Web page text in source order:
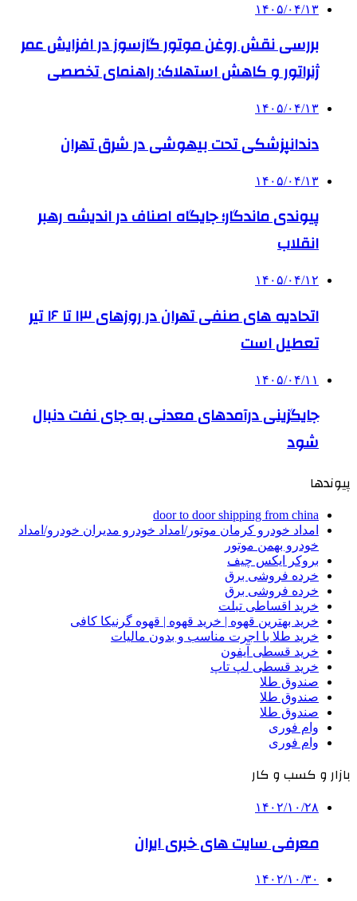
۱۴۰۵/۰۴/۱۳
بررسی نقش روغن موتور گازسوز در افزایش عمر
ژنراتور و کاهش استهلاک: راهنمای تخصصی
۱۴۰۵/۰۴/۱۳
دندانپزشکی تحت بیهوشی در شرق تهران
۱۴۰۵/۰۴/۱۳
پیوندی ماندگار؛ جایگاه اصناف در اندیشه رهبر
انقلاب
۱۴۰۵/۰۴/۱۲
اتحادیه های صنفی تهران در روزهای ۱۳ تا ۱۶ تیر
تعطیل است
۱۴۰۵/۰۴/۱۱
جایگزینی درآمدهای معدنی به جای نفت دنبال
شود
پیوندها
door to door shipping from china
امداد خودرو کرمان موتور/امداد خودرو مدیران خودرو/امداد
خودرو بهمن موتور
بروکر ایکس چیف
خرده فروشی برق
خرده فروشی برق
خرید اقساطی تبلت
خرید بهترین قهوه | خرید قهوه | قهوه گرنیکا کافی
خرید طلا با اجرت مناسب و بدون مالیات
خرید قسطی آیفون
خرید قسطی لپ تاپ
صندوق طلا
صندوق طلا
صندوق طلا
وام فوری
وام فوری
بازار و کسب و کار
۱۴۰۲/۱۰/۲۸
معرفی سایت های خبری ایران
۱۴۰۲/۱۰/۳۰